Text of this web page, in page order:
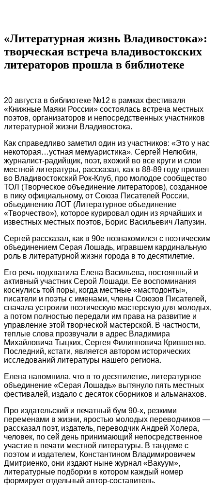
«Литературная жизнь Владивостока»:
творческая встреча владивостокских
литераторов прошла в библиотеке
20 августа в библиотеке №12 в рамках фестиваля
«Книжные Маяки России» состоялась встреча местных
поэтов, организаторов и непосредственных участников
литературной жизни Владивостока.
Как справедливо заметил один из участников: «Это у нас
некоторая…устная мемуаристика». Сергей Нелюбин,
журналист-радийщик, поэт, вхожий во все круги и слои
местной литературы, рассказал, как в 88-89 году пришел
во Владивостокский Рок-Клуб, про молодое сообщество
ТОЛ (Творческое объединение литераторов), созданное
в пику официальному, от Союза Писателей России,
объединению ЛОТ (Литературное объединение
«Творчество»), которое курировал один из ярчайших и
известных местных поэтов, Борис Васильевич Лапузин.
Сергей рассказал, как в 90е познакомился с поэтическим
объединением Серая Лошадь, игравшем кардинальную
роль в литературной жизни города в то десятилетие.
Его речь подхватила Елена Васильева, постоянный и
активный участник Серой Лошади. Ее воспоминания
коснулись той поры, когда местные «мастодонты»,
писатели и поэты с именами, члены Союзов Писателей,
сначала устроили поэтическую мастерскую для молодых,
а потом полностью передали им права на развитие и
управление этой творческой мастерской. В частности,
теплые слова прозвучали в адрес Владимира
Михайловича Тыцких, Сергея Филипповича Крившенко.
Последний, кстати, является автором исторических
исследований литературы нашего региона.
Елена напомнила, что в то десятилетие, литературное
объединение «Серая Лошадь» вытянуло пять местных
фестивалей, издало с десяток сборников и альманахов.
Про издательский и печатный бум 90-х, резкими
переменами в жизни, яростью молодых переводчиков —
рассказал поэт, издатель, переводчик Андрей Холера,
человек, по сей день принимающий непосредственное
участие в печати местной литературы. В тандеме с
поэтом и издателем, Константином Владимировичем
Дмитриенко, они издают ныне журнал «Вакуум»,
литературные подборки в котором каждый номер
формирует отдельный автор-составитель.